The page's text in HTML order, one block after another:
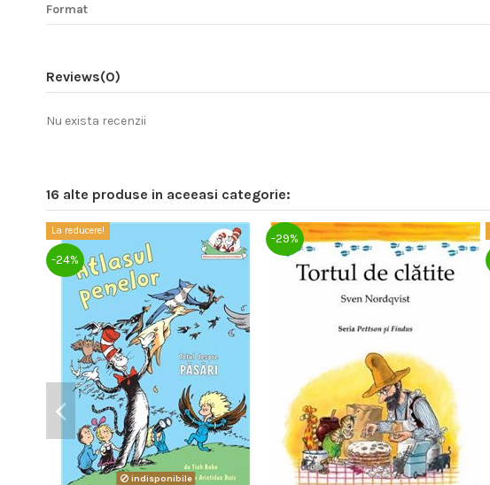
Format
Reviews(0)
Nu exista recenzii
16 alte produse in aceeasi categorie:
La reducere!
-24%
indisponibile
-29%